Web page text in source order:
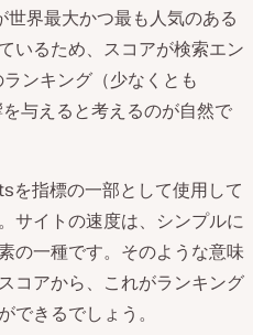
界最大かつ最も人気のある
いるため、スコアが検索エン
ンキング（少なくとも
与えると考えるのが自然で
指標の一部として使用して
サイトの速度は、シンプルに
の一種です。そのような意味
コアから、これがランキング
できるでしょう。